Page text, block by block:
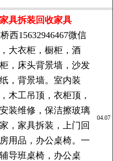
具拆装回收家具
西15632946467微信
大衣柜，橱柜，酒
，床头背景墙，沙发
，背景墙。室内装
木工吊顶，衣柜顶，
装维修，保洁擦玻璃
，家具拆装，上门回
用品，办公桌椅。一
导班桌椅，办公桌
04.07